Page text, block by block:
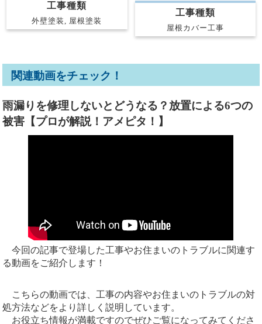
工事種類
外壁塗装, 屋根塗装
工事種類
屋根カバー工事
関連動画をチェック！
雨漏りを修理しないとどうなる？放置による6つの
被害【プロが解説！アメピタ！】
今回の記事で登場した工事やお住まいのトラブルに関連す
る動画をご紹介します！
こちらの動画では、工事の内容やお住まいのトラブルの対
処方法などをより詳しく説明しています。
お役立ち情報が満載ですのでぜひご覧になってみてくださ